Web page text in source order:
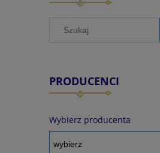
PRODUCENCI
Wybierz producenta